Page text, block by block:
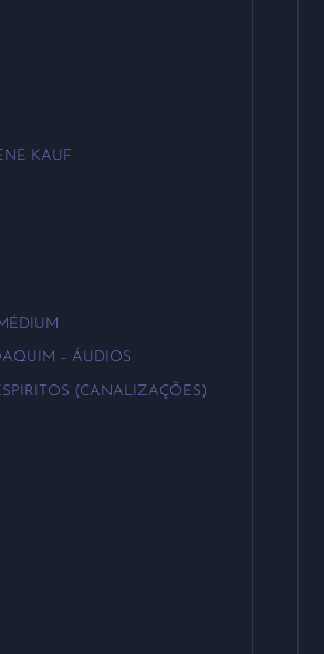
KAUF
– ÁUDIOS
(CANALIZAÇÕES)